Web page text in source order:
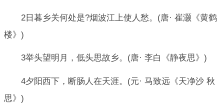
2日暮乡关何处是?烟波江上使人愁。(唐· 崔灏《黄鹤
楼》)
3举头望明月，低头思故乡。(唐· 李白《静夜思》)
4夕阳西下，断肠人在天涯。(元· 马致远《天净沙 秋
思》)